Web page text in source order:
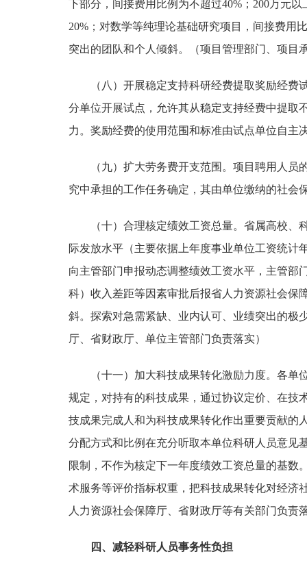
下部分，间接费用比例为不超过40%；200万元
20%；对数学等纯理论基础研究项目，间接费用
突出的团队和个人倾斜。
（项目管理部门、项目
（八）开展稳定支持科研经费提取奖励经费
分单位开展试点，允许其从稳定支持经费中提取
力。奖励经费的使用范围和标准由试点单位自主
（九）扩大劳务费开支范围。 项目聘用人员
究中承担的工作任务确定，其由单位缴纳的社会
（十）合理核定绩效工资总量。 省属高校、
际发放水平（主要依据上年度事业单位工资统
向主管部门申报动态调整绩效工资水平，主管部
科）收入差距等因素审批后报省人力资源社会保
斜。探索对急需紧缺、业内认可、业绩突出的极
厅、省财政厅、单位主管部门负责落实）
（十一）加大科技成果转化激励力度。 各单
规定，对持有的科技成果，通过协议定价、在技
技成果完成人和为科技成果转化作出重要贡献的
分配方式和比例在充分听取本单位科研人员意见
限制，不作为核定下一年度绩效工资总量的基
术服务等评价指标权重，把科技成果转化对经济
人力资源社会保障厅、省财政厅等有关部门负责
四、减轻科研人员事务性负担